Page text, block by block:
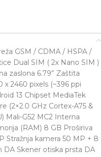
GSM / CDMA / HSPA /
Dual SIM ( 2x Nano SIM )
zaslona 6.79” Zaštita
x 2460 pixels (~396 ppi
13 Chipset MediaTek
(2×2.0 GHz Cortex-A75 &
Mali-G52 MC2 Interna
(RAM) 8 GB Proširiva
Stražnja kamera 50 MP + 8
DA Skener otiska prsta DA